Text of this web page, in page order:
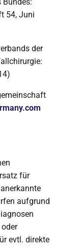
54, Juni
der
für
aufgrund
evtl. direkte